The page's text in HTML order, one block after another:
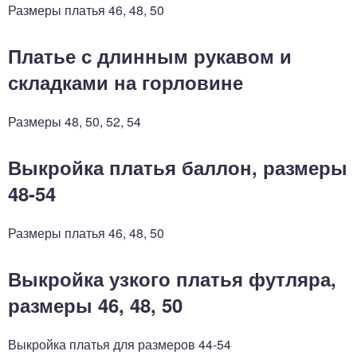
Размеры платья 46, 48, 50
Платье с длинным рукавом и
складками на горловине
Размеры 48, 50, 52, 54
Выкройка платья баллон, размеры
48-54
Размеры платья 46, 48, 50
Выкройка узкого платья футляра,
размеры 46, 48, 50
Выкройка платья для размеров 44-54